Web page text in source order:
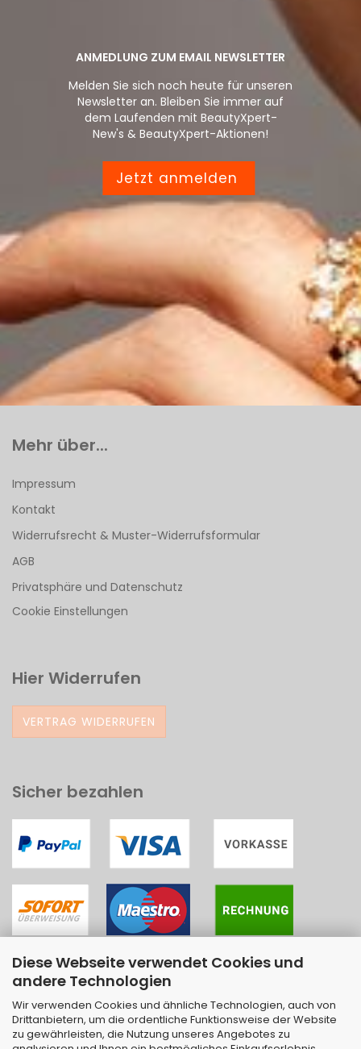
Diese Webseite verwendet Cookies und
andere Technologien
Wir verwenden Cookies und ähnliche Technologien, auch von
Drittanbietern, um die ordentliche Funktionsweise der Website
zu gewährleisten, die Nutzung unseres Angebotes zu
ANMEDLUNG ZUM EMAIL NEWSLETTER
Melden Sie sich noch heute für unseren
Newsletter an. Bleiben Sie immer auf
dem Laufenden mit BeautyXpert-
New's & BeautyXpert-Aktionen!
Jetzt anmelden
Mehr über...
Impressum
Kontakt
Widerrufsrecht & Muster-Widerrufsformular
AGB
Privatsphäre und Datenschutz
Cookie Einstellungen
Hier Widerrufen
VERTRAG WIDERRUFEN
Sicher bezahlen